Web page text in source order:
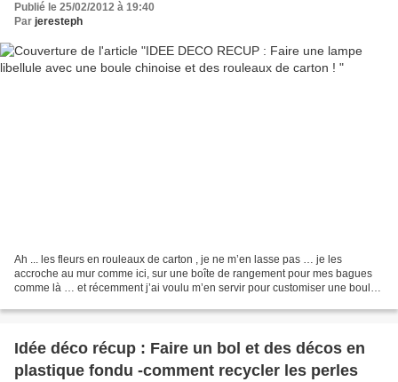
Publié le 25/02/2012 à 19:40
Par jeresteph
Ah ... les fleurs en rouleaux de carton , je ne m’en lasse pas … je les
accroche au mur comme ici, sur une boîte de rangement pour mes bagues
comme là … et récemment j’ai voulu m’en servir pour customiser une boule
Idée déco récup : Faire un bol et des décos en
plastique fondu -comment recycler les perles